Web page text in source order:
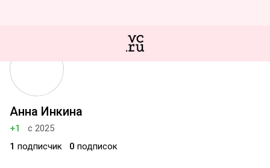
Анна Инкина
+1
с 2025
1 подписчик 0 подписок